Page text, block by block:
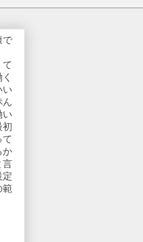
で
い
ん
い
初
か
言
定
範